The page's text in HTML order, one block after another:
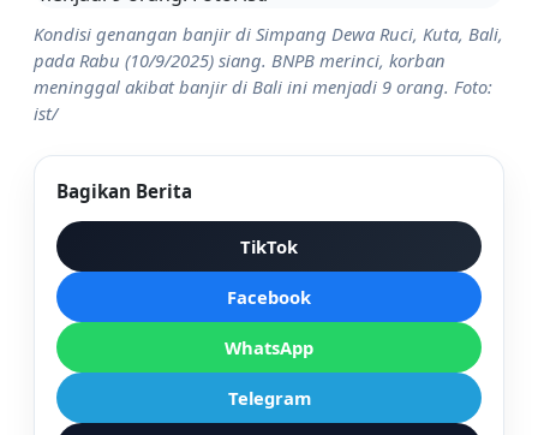
Kondisi genangan banjir di Simpang Dewa Ruci, Kuta, Bali,
pada Rabu (10/9/2025) siang. BNPB merinci, korban
meninggal akibat banjir di Bali ini menjadi 9 orang. Foto:
ist/
Bagikan Berita
TikTok
Facebook
WhatsApp
Telegram